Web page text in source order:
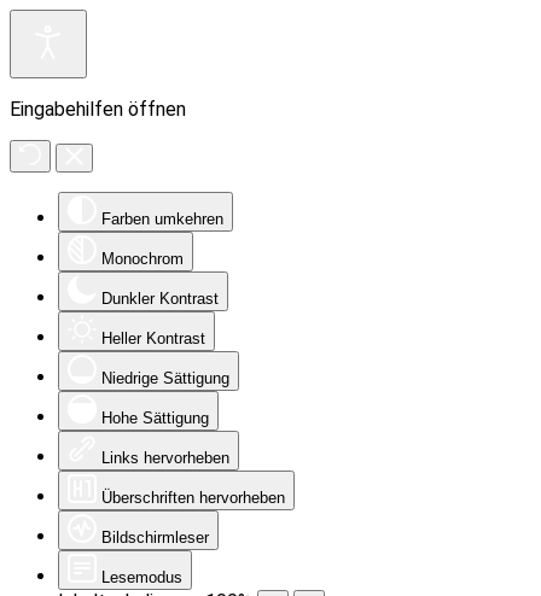
Eingabehilfen öffnen
Farben umkehren
Monochrom
Dunkler Kontrast
Heller Kontrast
Niedrige Sättigung
Hohe Sättigung
Links hervorheben
Überschriften hervorheben
Bildschirmleser
Lesemodus